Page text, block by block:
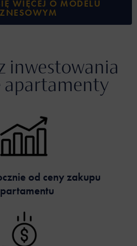
WIĘCEJ O MODELU
inwestowania
apartamenty
od ceny zakupu